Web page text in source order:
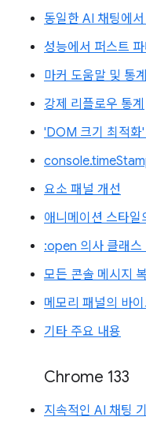
동일한 AI 채팅에
성능에서 퍼스트
마커 도움말 및 통
강제 리플로우 통계
'DOM 크기 최적화'
요소 패널 개선
애니메이션 스타일
:open 의사 클래스
모든 콘솔 메시지
메모리 패널의 바이
기타 주요 내용
Chrome 133
지속적인 AI 채팅